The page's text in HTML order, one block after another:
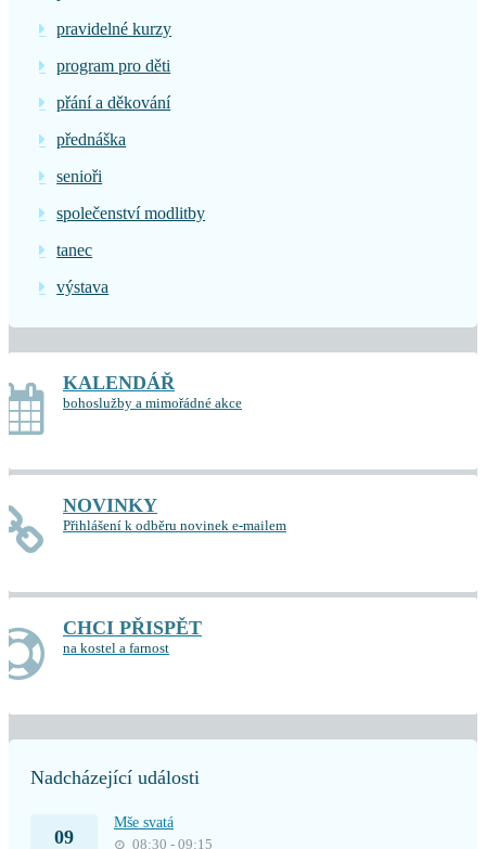
pravidelné kurzy
program pro děti
přání a děkování
přednáška
senioři
společenství modlitby
tanec
výstava
KALENDÁŘ
bohoslužby a mimořádné akce
NOVINKY
Přihlášení k odběru novinek e-mailem
CHCI PŘISPĚT
na kostel a farnost
Nadcházející události
09
Mše svatá
08:30 - 09:15